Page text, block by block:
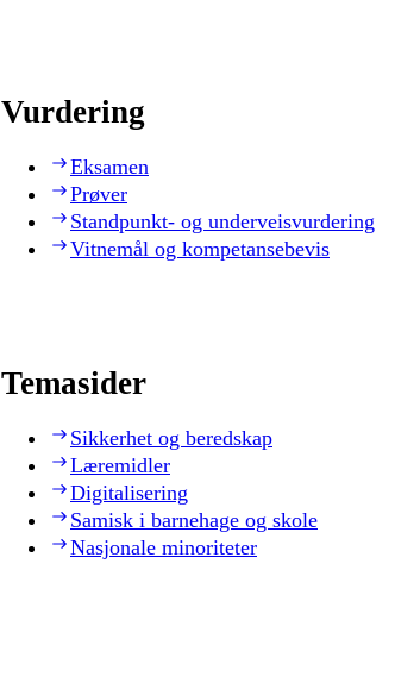
Vurdering
Eksamen
Prøver
Standpunkt- og underveisvurdering
Vitnemål og kompetansebevis
Temasider
Sikkerhet og beredskap
Læremidler
Digitalisering
Samisk i barnehage og skole
Nasjonale minoriteter